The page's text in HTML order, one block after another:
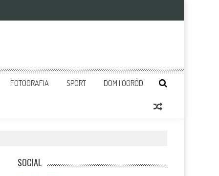
FOTOGRAFIA SPORT DOM I OGRÓD
SOCIAL